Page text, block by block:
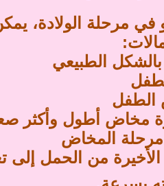
مرحلة الولادة،
الطبيعي
الطفل
مخاض أطول وأكثر
مرحلة المخاض
من الحمل إلى
بسرعة.